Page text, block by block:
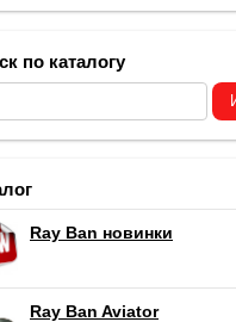
по каталогу
Ray Ban новинки
Ray Ban Aviator